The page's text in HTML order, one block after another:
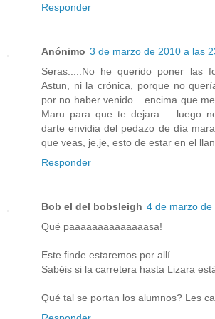
Responder
Anónimo 3 de marzo de 2010 a las
Seras.....No he querido poner las
Astun, ni la crónica, porque no
por no haber venido....encima que
Maru para que te dejara.... luego
darte envidia del pedazo de día
que veas, je,je, esto de estar en el
Responder
Bob el del bobsleigh 4 de marzo de
Qué paaaaaaaaaaaaaasa!
Este finde estaremos por allí.
Sabéis si la carretera hasta Lizara
Qué tal se portan los alumnos? Les